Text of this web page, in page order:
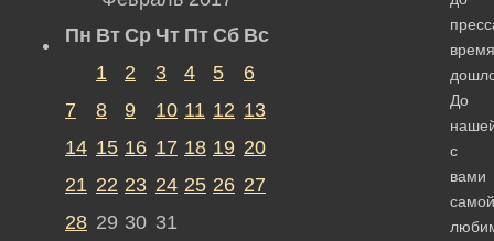
время
До
с
вами
самой
Пн Вт Ср Чт Пт Сб Вс
1
2 3 4 5
6
7
8 9 10 11 12 13
14 15 16 17 18 19 20
21 22 23 24 25 26 27
28 29 30 31